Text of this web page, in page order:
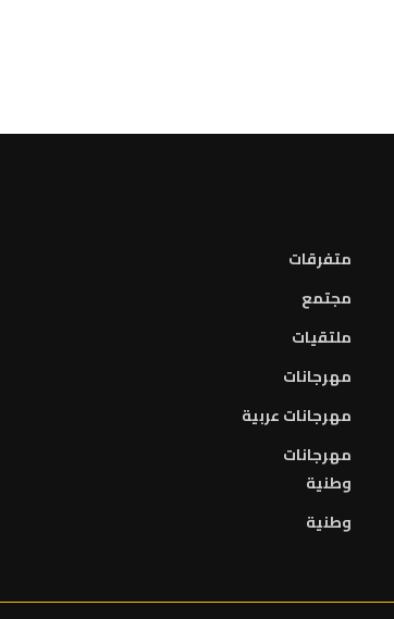
متفرقات
مجتمع
ملتقيات
مهرجانات
مهرجانات عربية
مهرجانات
وطنية
وطنية